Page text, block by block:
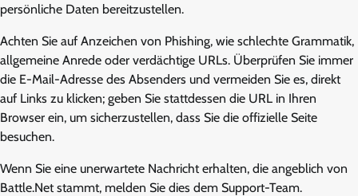
persönliche Daten bereitzustellen.
Achten Sie auf Anzeichen von Phishing, wie schlechte Grammatik,
allgemeine Anrede oder verdächtige URLs. Überprüfen Sie immer
die E-Mail-Adresse des Absenders und vermeiden Sie es, direkt
auf Links zu klicken; geben Sie stattdessen die URL in Ihren
Browser ein, um sicherzustellen, dass Sie die offizielle Seite
besuchen.
Wenn Sie eine unerwartete Nachricht erhalten, die angeblich von
Battle.Net stammt, melden Sie dies dem Support-Team.